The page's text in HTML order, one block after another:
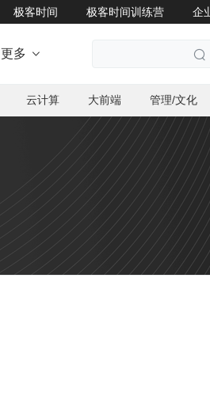
极客时间 极客时间训练营 企
更多  
云计算 大前端 管理/文化